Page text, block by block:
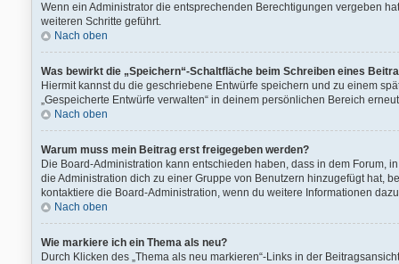
Wenn ein Administrator die entsprechenden Berechtigungen vergeben
weiteren Schritte geführt.
Nach oben
Was bewirkt die „Speichern“-Schaltfläche beim Schreiben eines
Hiermit kannst du die geschriebene Entwürfe speichern und zu einem
„Gespeicherte Entwürfe verwalten“ in deinem persönlichen Bereich
Nach oben
Warum muss mein Beitrag erst freigegeben werden?
Die Board-Administration kann entschieden haben, dass in dem Forum,
die Administration dich zu einer Gruppe von Benutzern hinzugefügt hat,
kontaktiere die Board-Administration, wenn du weitere Informationen
Nach oben
Wie markiere ich ein Thema als neu?
Durch Klicken des „Thema als neu markieren“-Links in der